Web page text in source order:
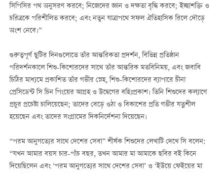
সিপিসির পথ অনুসরণ করবে; নিজেদের জ্ঞান ও দক্ষতা বৃদ্ধি করবে; ইচ্ছাশক্তি ও
চরিত্রকে পরিশীলিত করবে; এবং নতুন যাত্রাপথে সফল ঐতিহাসিক রিলে দৌড়ে
অংশ নেবে।”
গুরুত্বপূর্ণ ছুটির দিনগুলোতে তাঁর আন্তরিকতা প্রদর্শন, বিভিন্ন প্রতিষ্ঠান
পরিদর্শনকালে শিশু-কিশোরদের সাথে তাঁর আন্তরিক মতবিনিময়, এবং জবাবি
চিঠির মাধ্যমে প্রকাশিত তাঁর গভীর স্নেহ, শিশু-কিশোরদের ব্যাপারে চীনা
প্রেসিডেন্ট সি চিন পিংয়ের আগ্রহ ও উদ্বেগের বহিঃপ্রকাশ। তিনি শিশুদের কল্যাণে
প্রচুর প্রচেষ্টা চালিয়েছেন; তাদের বেড়ে ওঠা ও বিকাশের প্রতি গভীর যত্নশীল
হয়েছেন এবং তাদের সংগ্রামের দিকনির্দেশনা দিয়েছেন।
“পরম আনুগত্যের সাথে দেশের সেবা” শীর্ষক শিশুদের লেখাটি দেখে সি বলেন:
“যখন আমার বয়স চার-পাঁচ বছর, তখন আমার মা আমাকে ছবির বই কিনে
দিয়েছিলেন এবং ‘পরম আনুগত্যের সাথে দেশের সেবা’ ও ‘ইউয়ে ফেইয়ের মা